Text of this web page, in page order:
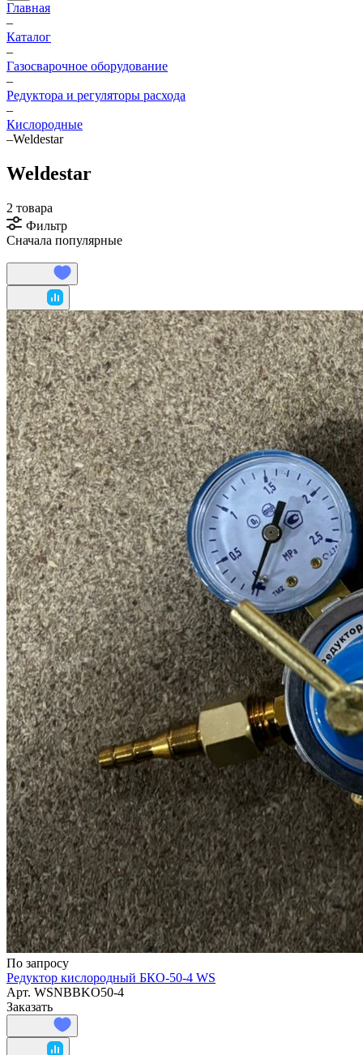
Главная
–
Каталог
–
Газосварочное оборудование
–
Редуктора и регуляторы расхода
–
Кислородные
–Weldestar
Weldestar
2 товара
Фильтр
Сначала популярные
По запросу
Редуктор кислородный БКО-50-4 WS
Арт. WSNBBKO50-4
Заказать